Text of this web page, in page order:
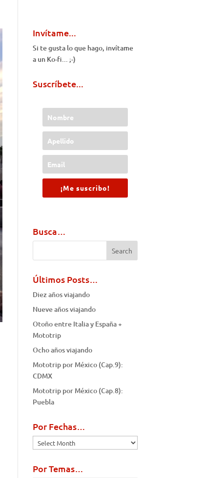
Invítame...
Si te gusta lo que hago, invítame
a un Ko-fi... ;-)
Suscríbete...
¡Me suscribo!
Busca…
Últimos Posts…
Diez años viajando
Nueve años viajando
Otoño entre Italia y España +
Mototrip
Ocho años viajando
Mototrip por México (Cap.9):
CDMX
Mototrip por México (Cap.8):
Puebla
Por Fechas…
Por
Fechas…
Por Temas…